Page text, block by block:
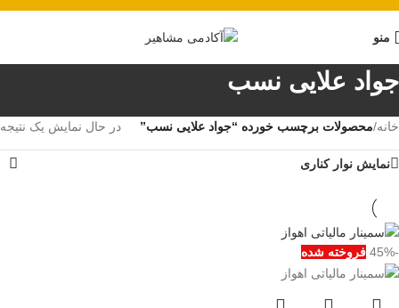
منو
جواد علایی نسب
خانه/محصولات برچسب خورده “جواد علایی نسب” در حال نمایش یک نتیجه
نمایش نوار کناری
-45% فروخته شده